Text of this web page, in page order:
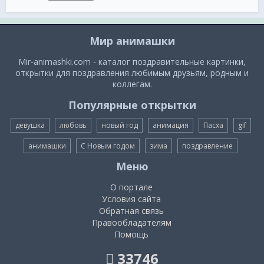
Мир анимашки
Mir-animashki.com - каталог поздравительные картинки,
открытки для поздравления любимым друзьям, родным и
коллегам.
Популярные открытки
девушка любовь новый год анимация Пасха gif
анимашки С Новым годом зима поздравление
Меню
О портале
Условия сайта
Обратная связь
Правообладателям
Помощь
33746